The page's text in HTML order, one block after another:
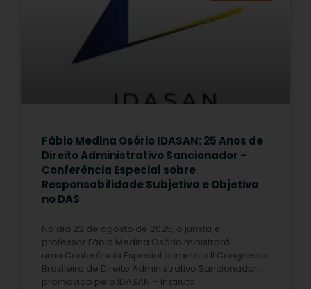
Fábio Medina Osório IDASAN: 25 Anos de
Direito Administrativo Sancionador –
Conferência Especial sobre
Responsabilidade Subjetiva e Objetiva
no DAS
No dia 22 de agosto de 2025, o jurista e
professor Fábio Medina Osório ministrará
uma Conferência Especial durante o II Congresso
Brasileiro de Direito Administrativo Sancionador,
promovido pelo IDASAN – Instituto